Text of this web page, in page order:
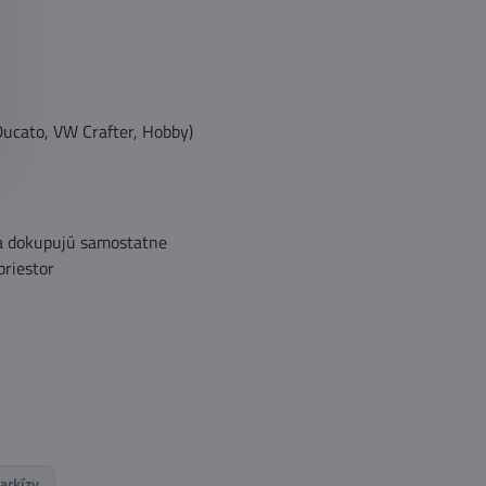
VW Crafter, Hobby)
dokupujú samostatne